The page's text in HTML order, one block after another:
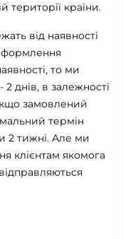
території країни.
від наявності
то ми
днів, в залежності
замовлений
термін
2 тижні. Але ми
клієнтам якомога